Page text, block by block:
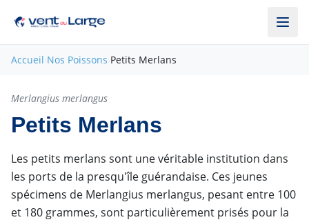
Accueil Nos Poissons Petits Merlans
Hors saison
Merlangius merlangus
Petits Merlans
Les petits merlans sont une véritable institution dans
les ports de la presqu'île guérandaise. Ces jeunes
spécimens de Merlangius merlangus, pesant entre 100
et 180 grammes, sont particulièrement prisés pour la